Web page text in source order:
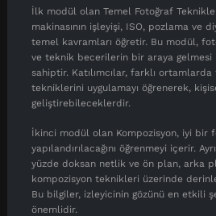
İlk modül olan Temel Fotoğraf
makinasının işleyişi, ISO, pozlama ve
temel kavramları öğretir. Bu modül,
ve teknik becerilerin bir araya gelmesi
sahiptir. Katılımcılar, farklı
tekniklerini uygulamayı öğrenerek,
geliştirebileceklerdir.
İkinci modül olan Kompozisyon, iyi bir
yapılandırılacağını öğrenmeyi içerir.
yüzde doksan netlik ve ön plan, arka
kompozisyon teknikleri üzerinde
Bu bilgiler, izleyicinin gözünü en etkili
önemlidir.